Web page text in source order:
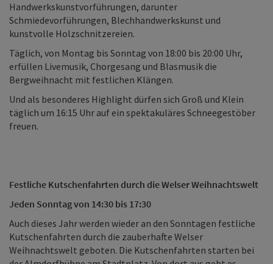
Handwerkskunstvorführungen, darunter
Schmiedevorführungen, Blechhandwerkskunst und
kunstvolle Holzschnitzereien.
Täglich, von Montag bis Sonntag von 18:00 bis 20:00 Uhr,
erfüllen Livemusik, Chorgesang und Blasmusik die
Bergweihnacht mit festlichen Klängen.
Und als besonderes Highlight dürfen sich Groß und Klein
täglich um 16:15 Uhr auf ein spektakuläres Schneegestöber
freuen.
Festliche Kutschenfahrten durch die Welser Weihnachtswelt
Jeden Sonntag von 14:30 bis 17:30
Auch dieses Jahr werden wieder an den Sonntagen festliche
Kutschenfahrten durch die zauberhafte Welser
Weihnachtswelt geboten. Die Kutschenfahrten starten bei